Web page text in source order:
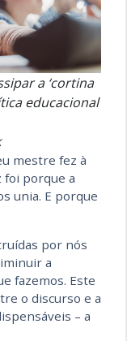
a ‘cortina
educacional
mestre fez à
foi porque a
unia. E porque
por nós
a
fazemos. Este
o discurso e a
– a